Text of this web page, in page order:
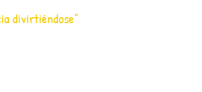
divirtiéndose”